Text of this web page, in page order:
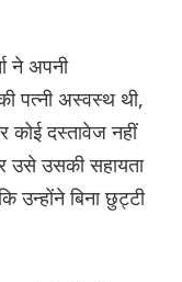
ने अपनी
पत्नी अस्वस्थ थी,
कोई दस्तावेज नहीं
उसे उसकी सहायता
उन्होंने बिना छुट्टी